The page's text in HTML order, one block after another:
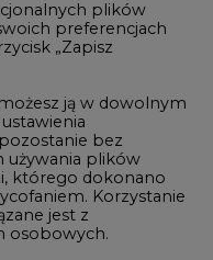
plików
preferencjach
„Zapisz
ją w dowolnym
bez
używania plików
którego dokonano
Korzystanie
jest z
osobowych.